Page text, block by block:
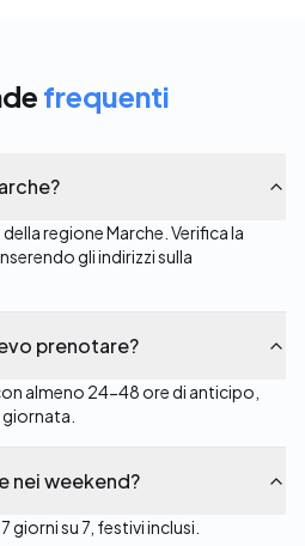
frequenti
regione Marche. Verifica la
gli indirizzi sulla
prenotare?
almeno 24-48 ore di anticipo,
nei weekend?
giorni su 7, festivi inclusi.